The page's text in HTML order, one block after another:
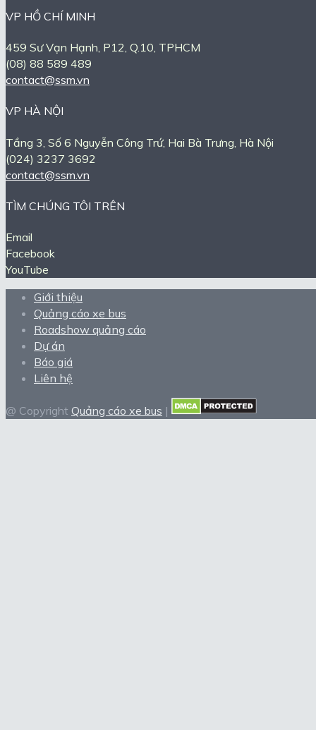
VP HỒ CHÍ MINH
459 Sư Vạn Hạnh, P12, Q.10, TPHCM
(08) 88 589 489
contact@ssm.vn
VP HÀ NỘI
Tầng 3, Số 6 Nguyễn Công Trứ, Hai Bà Trưng, Hà Nội
(024) 3237 3692
contact@ssm.vn
TÌM CHÚNG TÔI TRÊN
Email
Facebook
YouTube
Giới thiệu
Quảng cáo xe bus
Roadshow quảng cáo
Dự án
Báo giá
Liên hệ
@ Copyright Quảng cáo xe bus |